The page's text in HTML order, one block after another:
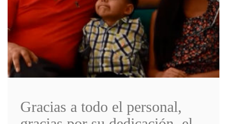
Gracias a todo el personal,